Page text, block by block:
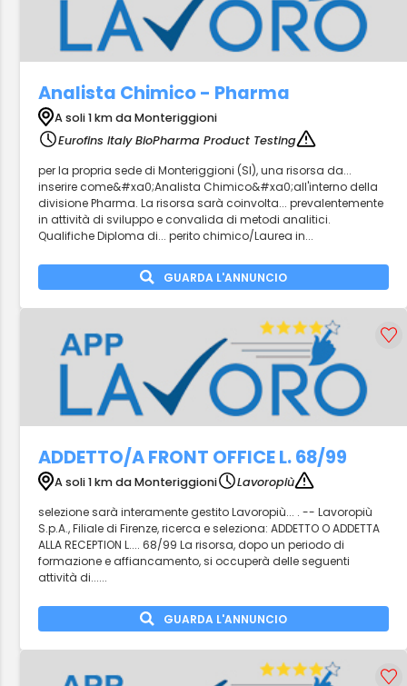
Analista Chimico - Pharma
A soli 1 km da Monteriggioni
Eurofins Italy BioPharma Product Testing
per la propria sede di Monteriggioni (SI), una risorsa da...
inserire come&#xa0;Analista Chimico&#xa0;all'interno della
divisione Pharma. La risorsa sarà coinvolta... prevalentemente
in attività di sviluppo e convalida di metodi analitici.
Qualifiche Diploma di... perito chimico/Laurea in...
GUARDA L'ANNUNCIO
ADDETTO/A FRONT OFFICE L. 68/99
A soli 1 km da Monteriggioni
Lavoropiù
selezione sarà interamente gestito Lavoropiù... . -- Lavoropiù
S.p.A., Filiale di Firenze, ricerca e seleziona: ADDETTO O ADDETTA
ALLA RECEPTION L.... 68/99 La risorsa, dopo un periodo di
formazione e affiancamento, si occuperà delle seguenti
attività di......
GUARDA L'ANNUNCIO